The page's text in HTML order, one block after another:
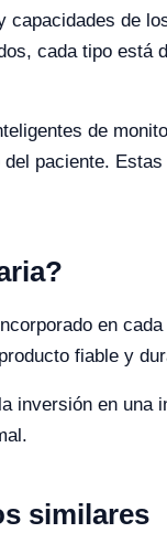
capacidades de
cada tipo está
de
paciente.
en
fiable y
inversión en una
similares